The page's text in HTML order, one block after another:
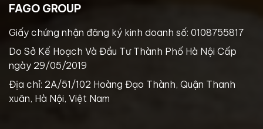
FAGO GROUP
Giấy chứng nhận đăng ký kinh doanh số: 0108755817
Do Sở Kế Hoạch Và Đầu Tư Thành Phố Hà Nội Cấp
ngày 29/05/2019
Địa chỉ: 2A/51/102 Hoàng Đạo Thành, Quận Thanh
xuân, Hà Nội, Việt Nam